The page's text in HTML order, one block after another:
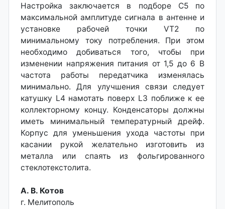
Настройка заключается в подборе С5 по
максимальной амплитуде сигнала в антенне и
установке рабочей точки VT2 по
минимальному току потребления. При этом
необходимо добиваться того, чтобы при
изменении напряжения питания от 1,5 до 6 В
частота работы передатчика изменялась
минимально. Для улучшения связи следует
катушку L4 намотать поверх L3 поближе к ее
коллекторному концу. Конденсаторы должны
иметь минимальный температурный дрейф.
Корпус для уменьшения ухода частоты при
касании рукой желательно изготовить из
металла или спаять из фольгированного
стеклотекстолита.
А. В. Котов
г. Мелитополь